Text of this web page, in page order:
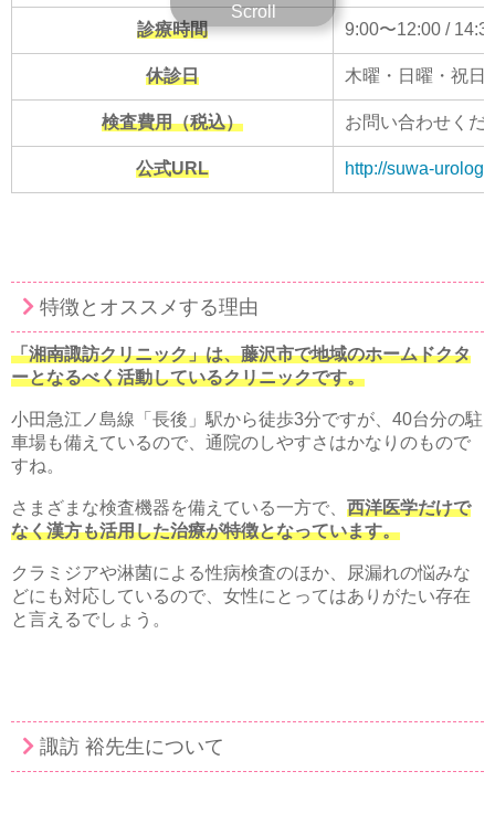
診療時間 9:00〜12:00 /
休診日 木曜・日曜・祝日
検査費用（税込） お問い合わせくだ
公式URL http://suwa-
Scroll
特徴とオススメする理由
「湘南諏訪クリニック」は、藤沢市で地域のホームドクタ
ーとなるべく活動しているクリニックです。
小田急江ノ島線「長後」駅から徒歩3分ですが、40台分の駐
車場も備えているので、通院のしやすさはかなりのもので
すね。
さまざまな検査機器を備えている一方で、 西洋医学だけで
なく漢方も活用した治療が特徴となっています。
クラミジアや淋菌による性病検査のほか、尿漏れの悩みな
どにも対応しているので、女性にとってはありがたい存在
と言えるでしょう。
諏訪 裕先生について